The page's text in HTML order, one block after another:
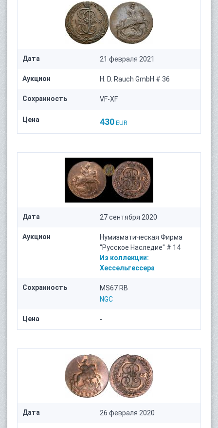
Дата 21 февраля 2021
Аукцион H. D. Rauch GmbH # 36
Сохранность VF-XF
Цена 430 EUR
Дата 27 сентября 2020
Аукцион
Нумизматическая Фирма
"Русское Наследие" # 14
Из коллекции:
Хессельгессера
Сохранность
MS67 RB
NGC
Цена -
Дата 26 февраля 2020